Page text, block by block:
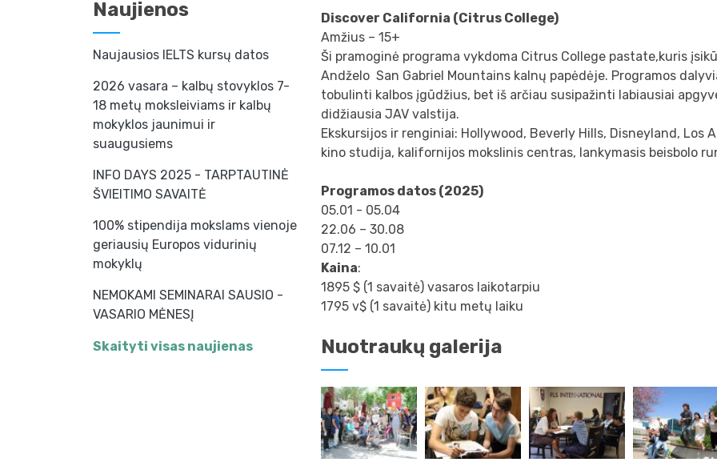
Naujienos
Naujausios IELTS kursų datos
2026 vasara – kalbų stovyklos 7-
18 metų moksleiviams ir kalbų
mokyklos jaunimui ir
suaugusiems
INFO DAYS 2025 - TARPTAUTINĖ
ŠVIEITIMO SAVAITĖ
100% stipendija mokslams vienoje
geriausių Europos vidurinių
mokyklų
NEMOKAMI SEMINARAI SAUSIO -
VASARIO MĖNESĮ
Skaityti visas naujienas
Discover California (Citrus College)
Amžius – 15+
Ši pramoginė programa vykdoma Citrus College pastate,kuris
Andželo San Gabriel Mountains kalnų papėdėje. Programos
tobulinti kalbos įgūdžius, bet iš arčiau susipažinti labiausiai
didžiausia JAV valstija.
Ekskursijos ir renginiai: Hollywood, Beverly Hills, Disneyland, Los
kino studija, kalifornijos mokslinis centras, lankymasis beisbolo
Programos datos (2025)
05.01 - 05.04
22.06 – 30.08
07.12 – 10.01
Kaina:
1895 $ (1 savaitė) vasaros laikotarpiu
1795 v$ (1 savaitė) kitu metų laiku
Nuotraukų galerija